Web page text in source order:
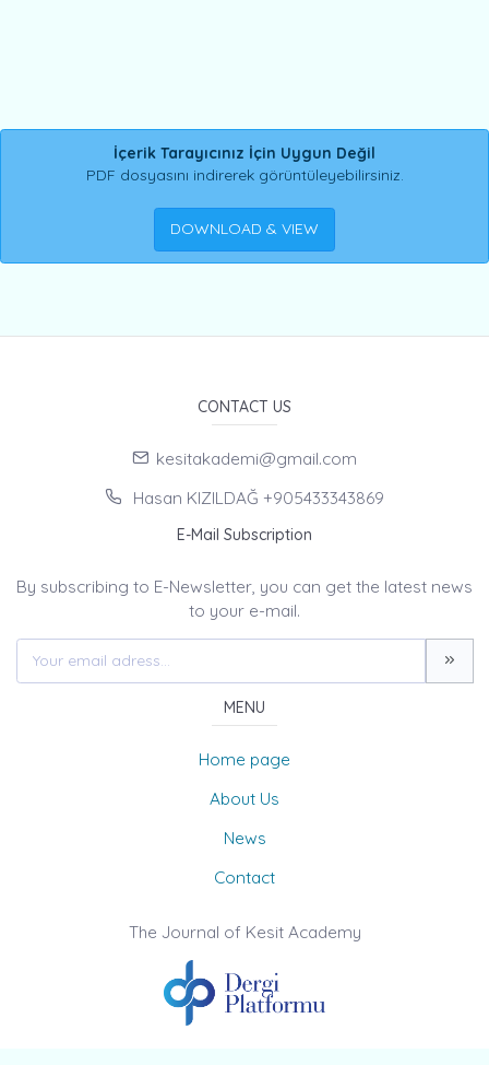
İçerik Tarayıcınız İçin Uygun Değil
PDF dosyasını indirerek görüntüleyebilirsiniz.
DOWNLOAD & VIEW
CONTACT US
kesitakademi@gmail.com
Hasan KIZILDAĞ +905433343869
E-Mail Subscription
By subscribing to E-Newsletter, you can get the latest news
to your e-mail.
MENU
Home page
About Us
News
Contact
The Journal of Kesit Academy